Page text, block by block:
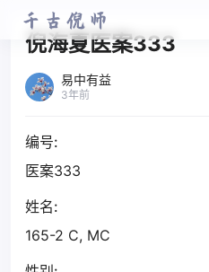
倪海夏医案333
易中有益
3年前
编号:
医案333
姓名:
165-2 C, MC